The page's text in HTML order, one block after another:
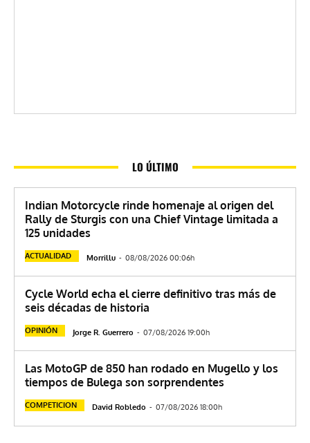
LO ÚLTIMO
Indian Motorcycle rinde homenaje al origen del
Rally de Sturgis con una Chief Vintage limitada a
125 unidades
ACTUALIDAD Morrillu - 08/08/2026 00:06h
Cycle World echa el cierre definitivo tras más de
seis décadas de historia
OPINIÓN Jorge R. Guerrero - 07/08/2026 19:00h
Las MotoGP de 850 han rodado en Mugello y los
tiempos de Bulega son sorprendentes
COMPETICION David Robledo - 07/08/2026 18:00h